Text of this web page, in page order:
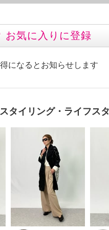
お気に入りに登録
になるとお知らせします
タイリング・ライフス